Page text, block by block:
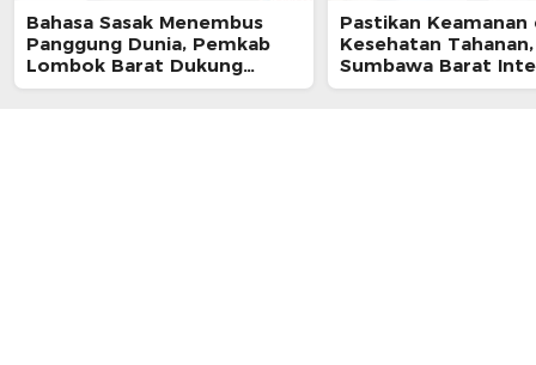
Bahasa Sasak Menembus
Panggung Dunia, Pemkab
Lombok Barat Dukung
Kongres Internasional
Pastikan Keamanan
Kesehatan
Sumbawa Barat
Pengecekan Rutan